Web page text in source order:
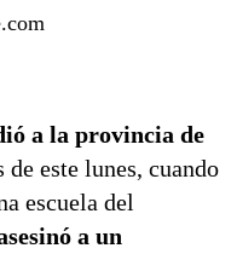
a la provincia de
este lunes, cuando
escuela del
a un